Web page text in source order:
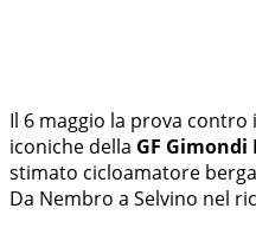
Il 6 maggio la prova
iconiche della GF Gimondi
stimato cicloamatore
Da Nembro a Selvino nel